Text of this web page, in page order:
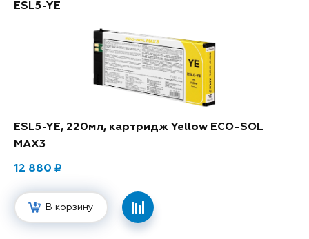
ESL5-YE
ESL5-YE, 220мл, картридж Yellow ECO-SOL
MAX3
12 880
В корзину